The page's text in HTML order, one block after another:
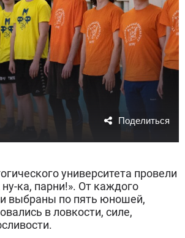
университета провели
ка, парни!». От каждого
выбраны по пять юношей,
в ловкости, силе,